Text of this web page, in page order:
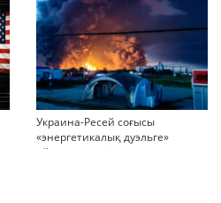
Украина-Ресей соғысы
«энергетикалық дуэльге»
айналып кетті